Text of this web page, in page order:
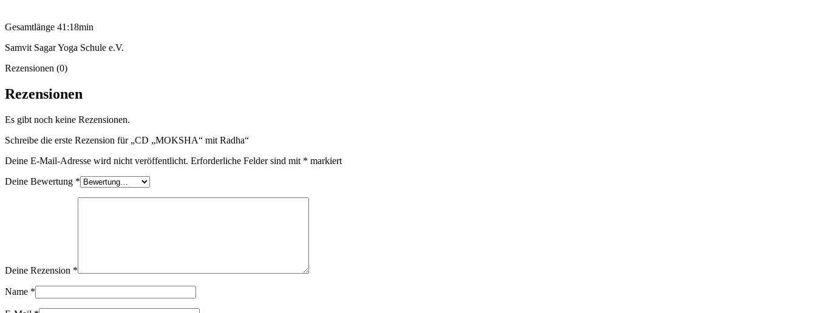
Gesamtlänge 41:18min
Samvit Sagar Yoga Schule e.V.
Rezensionen (0)
Rezensionen
Es gibt noch keine Rezensionen.
Schreibe die erste Rezension für „CD „MOKSHA“ mit Radha“
Deine E-Mail-Adresse wird nicht veröffentlicht. Erforderliche Felder sind mit * markiert
Deine Bewertung *
Deine Rezension *
Name *